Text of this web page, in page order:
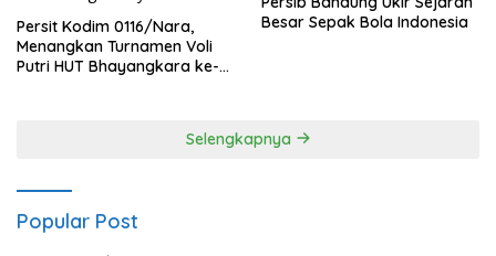
Persit Kodim 0116/Nara,
Menangkan Turnamen Voli
Putri HUT Bhayangkara ke-
Besar Sepak Bola Indonesia
Selengkapnya
Popular Post